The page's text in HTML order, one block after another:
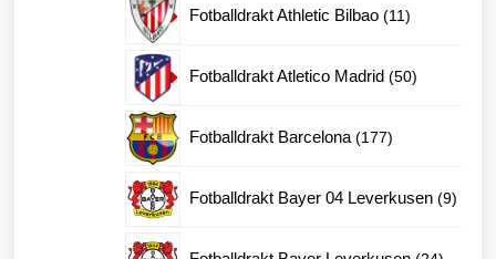
Fotballdrakt Athletic Bilbao 1111
Fotballdrakt Atletico Madrid 5050
Fotballdrakt Barcelona 177177
Fotballdrakt Bayer 04 Leverkusen 99
24